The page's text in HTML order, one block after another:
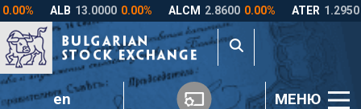
en МЕНЮ